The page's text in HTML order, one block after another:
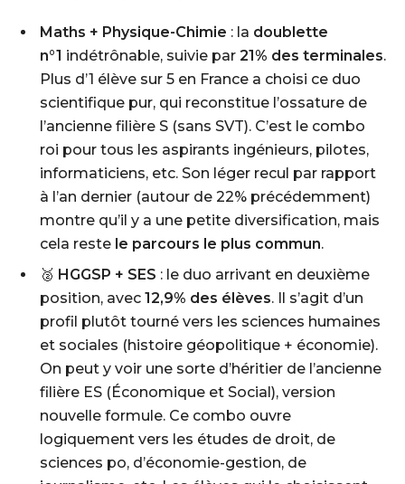
Maths + Physique-Chimie : la doublette
n°1 indétrônable, suivie par 21% des terminales.
Plus d’1 élève sur 5 en France a choisi ce duo
scientifique pur, qui reconstitue l’ossature de
l’ancienne filière S (sans SVT). C’est le combo
roi pour tous les aspirants ingénieurs, pilotes,
informaticiens, etc. Son léger recul par rapport
à l’an dernier (autour de 22% précédemment)
montre qu’il y a une petite diversification, mais
cela reste le parcours le plus commun.
🥈 HGGSP + SES : le duo arrivant en deuxième
position, avec 12,9% des élèves. Il s’agit d’un
profil plutôt tourné vers les sciences humaines
et sociales (histoire géopolitique + économie).
On peut y voir une sorte d’héritier de l’ancienne
filière ES (Économique et Social), version
nouvelle formule. Ce combo ouvre
logiquement vers les études de droit, de
sciences po, d’économie-gestion, de